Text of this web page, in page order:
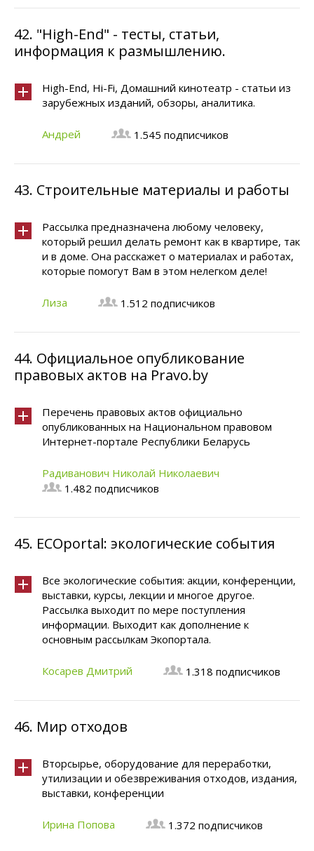
42. "High-End" - тесты, статьи,
информация к размышлению.
High-End, Hi-Fi, Домашний кинотеатр - статьи из
зарубежных изданий, обзоры, аналитика.
Андрей 1.545 подписчиков
43. Строительные материалы и работы
Рассылка предназначена любому человеку,
который решил делать ремонт как в квартире, так
и в доме. Она расскажет о материалах и работах,
которые помогут Вам в этом нелегком деле!
Лиза 1.512 подписчиков
44. Официальное опубликование
правовых актов на Pravo.by
Перечень правовых актов официально
опубликованных на Национальном правовом
Интернет-портале Республики Беларусь
Радиванович Николай Николаевич
1.482 подписчиков
45. ECOportal: экологические события
Все экологические события: акции, конференции,
выставки, курсы, лекции и многое другое.
Рассылка выходит по мере поступления
информации. Выходит как дополнение к
основным рассылкам Экопортала.
Косарев Дмитрий 1.318 подписчиков
46. Мир отходов
Вторсырье, оборудование для переработки,
утилизации и обезвреживания отходов, издания,
выставки, конференции
Ирина Попова 1.372 подписчиков